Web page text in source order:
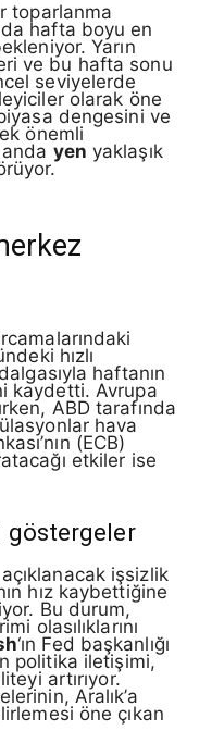
toparlanma
hafta boyu en
Yarın
ve bu hafta sonu
seviyelerde
olarak öne
dengesini ve
önemli
yen yaklaşık
hızlı
haftanın
kaydetti. Avrupa
ABD tarafında
hava
(ECB)
etkiler ise
göstergeler
işsizlik
hız kaybettiğine
Bu durum,
olasılıklarını
‘ın Fed başkanlığı
politika iletişimi,
artırıyor.
Aralık’a
öne çıkan